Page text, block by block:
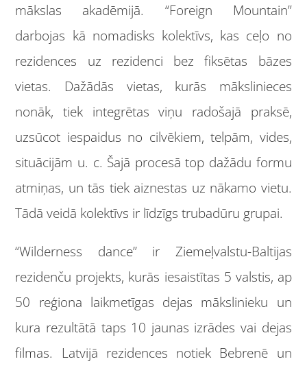
mākslas akadēmijā. “Foreign Mountain”
darbojas kā nomadisks kolektīvs, kas ceļo no
rezidences uz rezidenci bez fiksētas bāzes
vietas. Dažādās vietas, kurās mākslinieces
nonāk, tiek integrētas viņu radošajā praksē,
uzsūcot iespaidus no cilvēkiem, telpām, vides,
situācijām u. c. Šajā procesā top dažādu formu
atmiņas, un tās tiek aiznestas uz nākamo vietu.
Tādā veidā kolektīvs ir līdzīgs trubadūru grupai.
“Wilderness dance” ir Ziemeļvalstu-Baltijas
rezidenču projekts, kurās iesaistītas 5 valstis, ap
50 reģiona laikmetīgas dejas mākslinieku un
kura rezultātā taps 10 jaunas izrādes vai dejas
filmas. Latvijā rezidences notiek Bebrenē un